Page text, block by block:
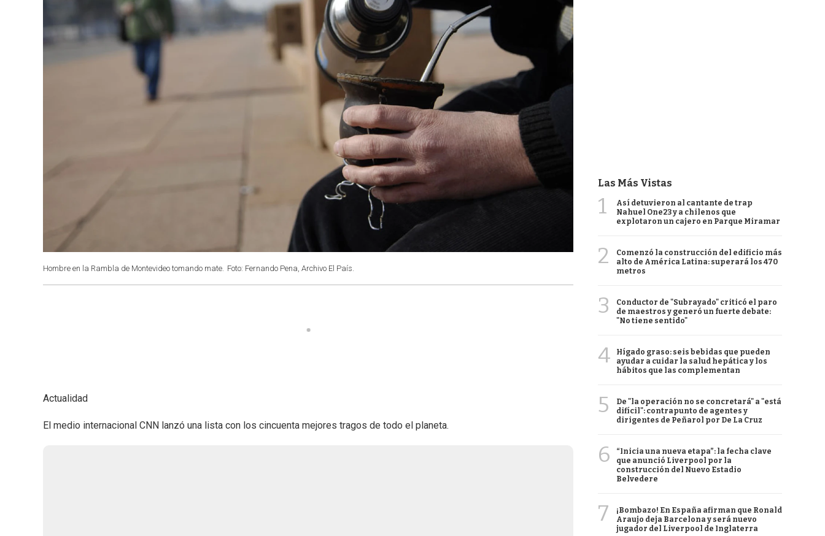
Hombre en la Rambla de Montevideo tomando mate. Foto: Fernando Pena, Archivo El País.
Actualidad
El medio internacional CNN lanzó una lista con los cincuenta mejores tragos de todo el planeta.
Las Más Vistas
1
Así detuvieron al cantante de trap
Nahuel One23 y a chilenos que
explotaron un cajero en Parque Miramar
2
Comenzó la construcción del edificio más
alto de América Latina: superará los 470
metros
3
Conductor de "Subrayado" criticó el paro
de maestros y generó un fuerte debate:
"No tiene sentido"
4
Hígado graso: seis bebidas que pueden
ayudar a cuidar la salud hepática y los
hábitos que las complementan
5
De "la operación no se concretará" a "está
difícil": contrapunto de agentes y
dirigentes de Peñarol por De La Cruz
6
“Inicia una nueva etapa”: la fecha clave
que anunció Liverpool por la
construcción del Nuevo Estadio
Belvedere
7
¡Bombazo! En España afirman que Ronald
Araujo deja Barcelona y será nuevo
jugador del Liverpool de Inglaterra